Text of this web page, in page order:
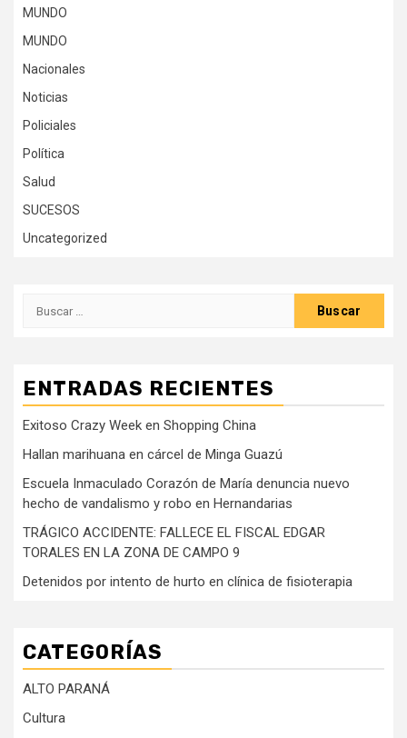
MUNDO
MUNDO
Nacionales
Noticias
Policiales
Política
Salud
SUCESOS
Uncategorized
Buscar:
ENTRADAS RECIENTES
Exitoso Crazy Week en Shopping China
Hallan marihuana en cárcel de Minga Guazú
Escuela Inmaculado Corazón de María denuncia nuevo
hecho de vandalismo y robo en Hernandarias
TRÁGICO ACCIDENTE: FALLECE EL FISCAL EDGAR
TORALES EN LA ZONA DE CAMPO 9
Detenidos por intento de hurto en clínica de fisioterapia
CATEGORÍAS
ALTO PARANÁ
Cultura